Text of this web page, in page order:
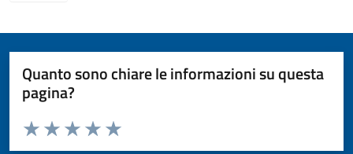
Quanto sono chiare le informazioni su questa
pagina?
Valuta da 1 a 5 stelle la pagina
Valuta 5 stelle su 5
Valuta 4 stelle su 5
Valuta 3 stelle su 5
Valuta 2 stelle su 5
Valuta 1 stelle su 5